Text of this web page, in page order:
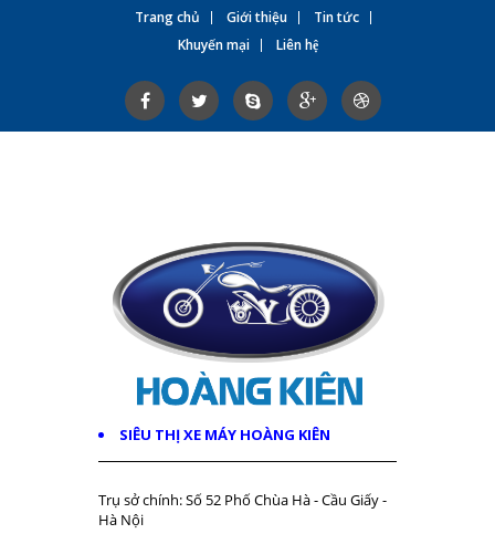
Trang chủ Giới thiệu
Tin tức
Khuyến mại
Liên hệ
SIÊU THỊ XE MÁY HOÀNG KIÊN
Trụ sở chính: Số 52 Phố Chùa Hà - Cầu Giấy -
Hà Nội